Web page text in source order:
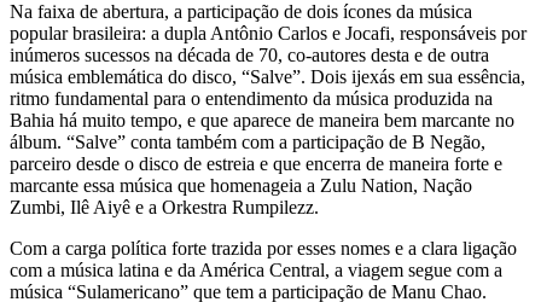
Na faixa de abertura, a participação de dois ícones da música
popular brasileira: a dupla Antônio Carlos e Jocafi, responsáveis por
inúmeros sucessos na década de 70, co-autores desta e de outra
música emblemática do disco, “Salve”. Dois ijexás em sua essência,
ritmo fundamental para o entendimento da música produzida na
Bahia há muito tempo, e que aparece de maneira bem marcante no
álbum. “Salve” conta também com a participação de B Negão,
parceiro desde o disco de estreia e que encerra de maneira forte e
marcante essa música que homenageia a Zulu Nation, Nação
Zumbi, Ilê Aiyê e a Orkestra Rumpilezz.
Com a carga política forte trazida por esses nomes e a clara ligação
com a música latina e da América Central, a viagem segue com a
música “Sulamericano” que tem a participação de Manu Chao.